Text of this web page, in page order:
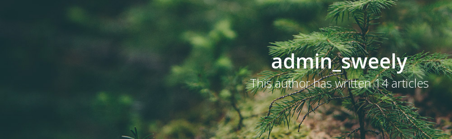
admin_sweely
This author has written 14 articles